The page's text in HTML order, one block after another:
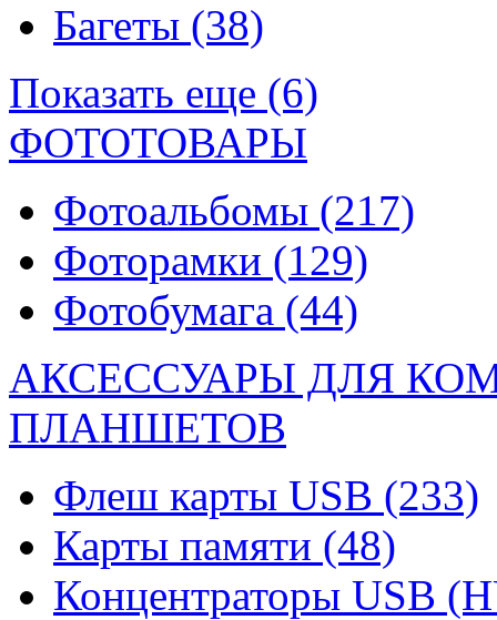
Багеты (38)
Показать еще (6)
ФОТОТОВАРЫ
Фотоальбомы (217)
Фоторамки (129)
Фотобумага (44)
АКСЕССУАРЫ ДЛЯ
ПЛАНШЕТОВ
Флеш карты USB (233)
Карты памяти (48)
Концентраторы USB